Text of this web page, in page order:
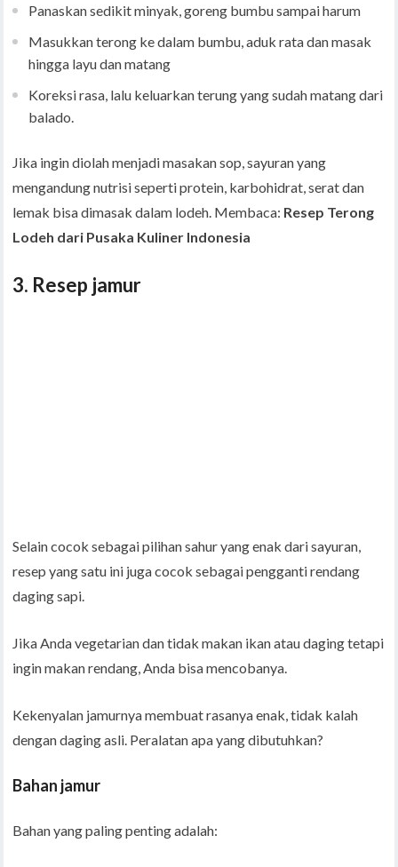
Panaskan sedikit minyak, goreng bumbu sampai harum
Masukkan terong ke dalam bumbu, aduk rata dan masak
hingga layu dan matang
Koreksi rasa, lalu keluarkan terung yang sudah matang dari
balado.
Jika ingin diolah menjadi masakan sop, sayuran yang
mengandung nutrisi seperti protein, karbohidrat, serat dan
lemak bisa dimasak dalam lodeh. Membaca: Resep Terong
Lodeh dari Pusaka Kuliner Indonesia
3. Resep jamur
Selain cocok sebagai pilihan sahur yang enak dari sayuran,
resep yang satu ini juga cocok sebagai pengganti rendang
daging sapi.
Jika Anda vegetarian dan tidak makan ikan atau daging tetapi
ingin makan rendang, Anda bisa mencobanya.
Kekenyalan jamurnya membuat rasanya enak, tidak kalah
dengan daging asli. Peralatan apa yang dibutuhkan?
Bahan jamur
Bahan yang paling penting adalah: